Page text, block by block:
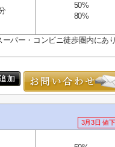
50%
80%
パー・コンビニ徒歩圏内にあり
3月3日 値